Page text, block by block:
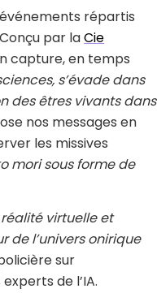
répartis
par laCie
capture, en temps
s’évade dans
des êtres vivants dans
nos messages en
les missives
mori sous forme de
virtuelle et
de l’univers onirique
sur
de l’IA.